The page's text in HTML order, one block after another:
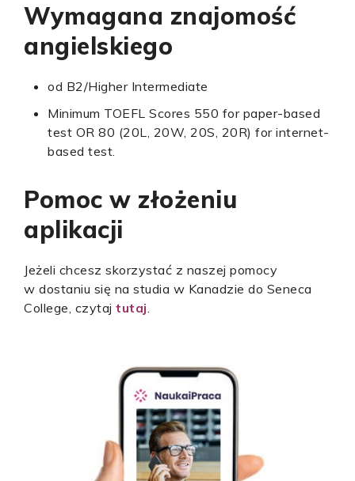
Wymagana znajomość
angielskiego
od B2/Higher Intermediate
Minimum TOEFL Scores 550 for paper-based
test OR 80 (20L, 20W, 20S, 20R) for internet-
based test.
Pomoc w złożeniu
aplikacji
Jeżeli chcesz skorzystać z naszej pomocy
w dostaniu się na studia w Kanadzie do Seneca
College, czytaj tutaj.